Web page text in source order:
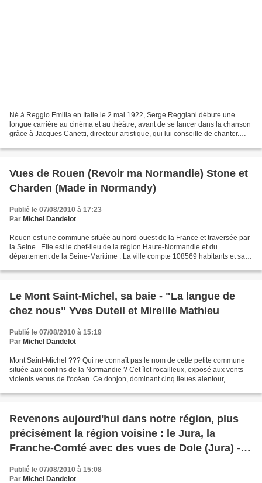
Né à Reggio Emilia en Italie le 2 mai 1922, Serge Reggiani débute une
longue carrière au cinéma et au théâtre, avant de se lancer dans la chanson
grâce à Jacques Canetti, directeur artistique, qui lui conseille de chanter.
Vues de Rouen (Revoir ma Normandie) Stone et
Charden (Made in Normandy)
Publié le 07/08/2010 à 17:23
Par Michel Dandelot
Rouen est une commune située au nord-ouest de la France et traversée par
la Seine . Elle est le chef-lieu de la région Haute-Normandie et du
département de la Seine-Maritime . La ville compte 108569 habitants et sa
Le Mont Saint-Michel, sa baie - "La langue de
chez nous" Yves Duteil et Mireille Mathieu
Publié le 07/08/2010 à 15:19
Par Michel Dandelot
Mont Saint-Michel ??? Qui ne connaît pas le nom de cette petite commune
située aux confins de la Normandie ? Cet îlot rocailleux, exposé aux vents
violents venus de l'océan. Ce donjon, dominant cinq lieues alentour,
Revenons aujourd'hui dans notre région, plus
précisément la région voisine : le Jura, la
Franche-Comté avec des vues de Dole (Jura) -
Publié le 07/08/2010 à 15:08
Par Michel Dandelot